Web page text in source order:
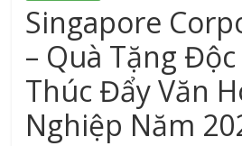
Singapore
– Quà Tặng
Thúc Đẩy Văn
Nghiệp Năm